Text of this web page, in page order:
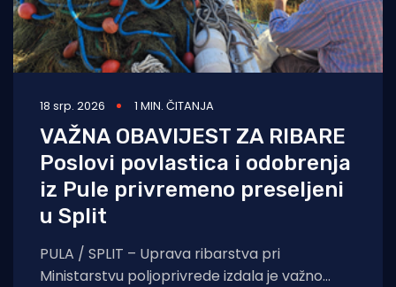
18 srp. 2026 1 MIN. ČITANJA
VAŽNA OBAVIJEST ZA RIBARE
Poslovi povlastica i odobrenja
iz Pule privremeno preseljeni
u Split
PULA / SPLIT – Uprava ribarstva pri
Ministarstvu poljoprivrede izdala je važno